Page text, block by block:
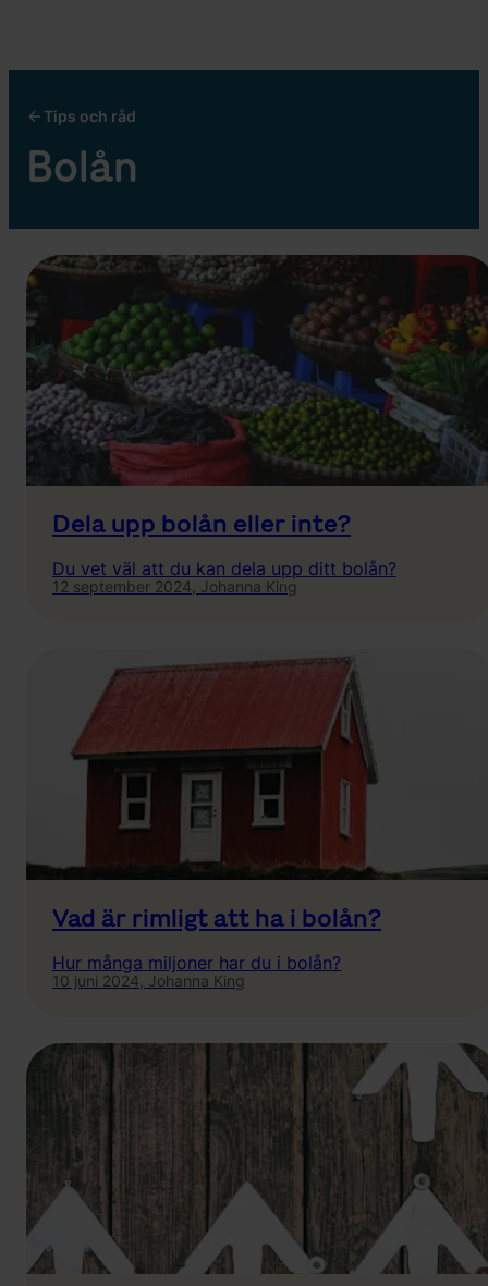
Tips och råd
Bolån
Dela upp bolån eller inte?
Du vet väl att du kan dela upp ditt bolån?
12 september 2024, Johanna King
Vad är rimligt att ha i bolån?
Hur många miljoner har du i bolån?
10 juni 2024, Johanna King